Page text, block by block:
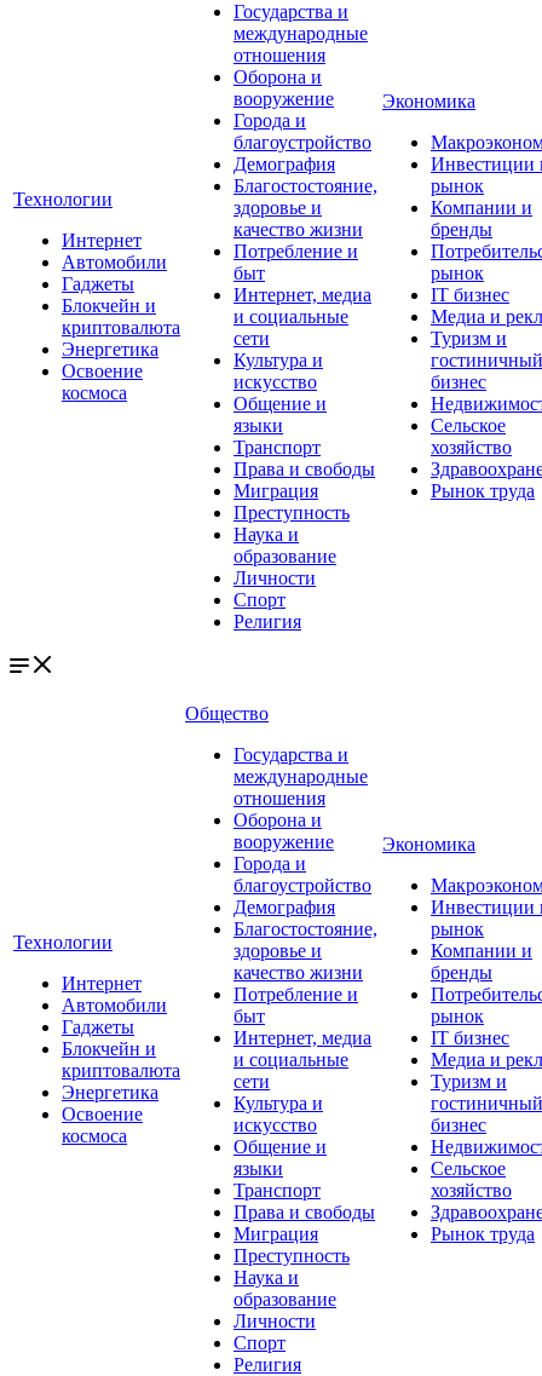
Технологии
Интернет
Автомобили
Гаджеты
Блокчейн и
криптовалюта
Энергетика
Освоение
космоса
Государства и
международные
отношения
Оборона и
вооружение
Города и
благоустройство
Демография
Благостостояние,
здоровье и
качество жизни
Потребление и
быт
Интернет, медиа
и социальные
сети
Культура и
искусство
Общение и
языки
Транспорт
Права и свободы
Миграция
Преступность
Наука и
образование
Личности
Спорт
Религия
Экономика
Инвестиции
рынок
Компании и
бренды
рынок
IT бизнес
Медиа и
Туризм и
гостиничный
бизнес
Сельское
хозяйство
Рынок труда
Технологии
Интернет
Автомобили
Гаджеты
Блокчейн и
криптовалюта
Энергетика
Освоение
космоса
Общество
Государства и
международные
отношения
Оборона и
вооружение
Города и
благоустройство
Демография
Благостостояние,
здоровье и
качество жизни
Потребление и
быт
Интернет, медиа
и социальные
сети
Культура и
искусство
Общение и
языки
Транспорт
Права и свободы
Миграция
Преступность
Наука и
образование
Личности
Спорт
Религия
Экономика
Инвестиции
рынок
Компании и
бренды
рынок
IT бизнес
Медиа и
Туризм и
гостиничный
бизнес
Сельское
хозяйство
Рынок труда